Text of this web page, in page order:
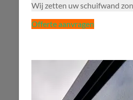
Wij zetten uw schuifwand
Offerte aanvragen